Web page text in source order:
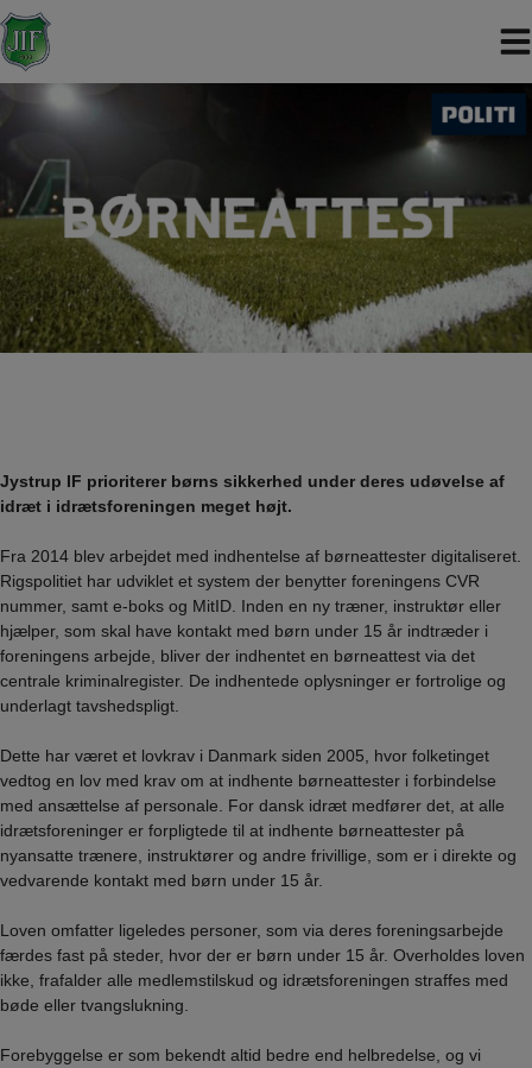
Hop
til
indholdet
Jystrup IF prioriterer børns sikkerhed under deres udøvelse af
idræt i idrætsforeningen meget højt.
Fra 2014 blev arbejdet med indhentelse af børneattester digitaliseret.
Rigspolitiet har udviklet et system der benytter foreningens CVR
nummer, samt e-boks og MitID. Inden en ny træner, instruktør eller
hjælper, som skal have kontakt med børn under 15 år indtræder i
foreningens arbejde, bliver der indhentet en børneattest via det
centrale kriminalregister. De indhentede oplysninger er fortrolige og
underlagt tavshedspligt.
Dette har været et lovkrav i Danmark siden 2005, hvor folketinget
vedtog en lov med krav om at indhente børneattester i forbindelse
med ansættelse af personale. For dansk idræt medfører det, at alle
idrætsforeninger er forpligtede til at indhente børneattester på
nyansatte trænere, instruktører og andre frivillige, som er i direkte og
vedvarende kontakt med børn under 15 år.
Loven omfatter ligeledes personer, som via deres foreningsarbejde
færdes fast på steder, hvor der er børn under 15 år. Overholdes loven
ikke, frafalder alle medlemstilskud og idrætsforeningen straffes med
bøde eller tvangslukning.
Forebyggelse er som bekendt altid bedre end helbredelse, og vi